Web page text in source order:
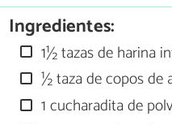
Ingredientes:
1½ tazas de harina
½ taza de copos de
1 cucharadita de